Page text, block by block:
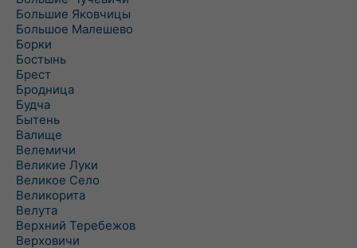
Большие Яковчицы
Большое Малешево
Борки
Бостынь
Брест
Бродница
Будча
Бытень
Валище
Велемичи
Великие Луки
Великое Село
Великорита
Велута
Верхний Теребежов
Верховичи